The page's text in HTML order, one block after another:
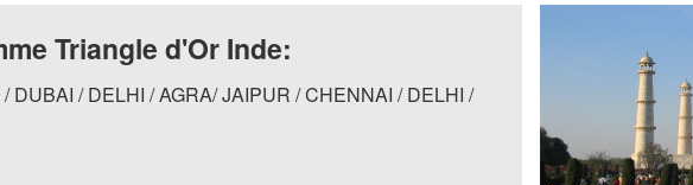
Triangle d'Or Inde:
DUBAI / DELHI / AGRA/ JAIPUR / CHENNAI / DELHI /